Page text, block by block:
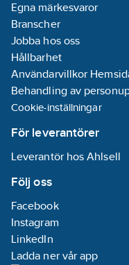
Egna märkesvaror
Branscher
Jobba hos oss
Hållbarhet
Användarvillkor
Behandling av
Cookie-inställningar
För leverantörer
Leverantör hos Ahlsell
Följ oss
Facebook
Instagram
LinkedIn
Ladda ner vår app